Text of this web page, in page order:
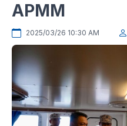
APMM
2025/03/26 10:30 AM